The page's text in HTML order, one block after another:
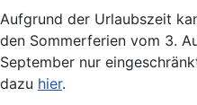
Aufgrund der Urlaubszeit
den Sommerferien vom 3.
September nur
dazu hier.